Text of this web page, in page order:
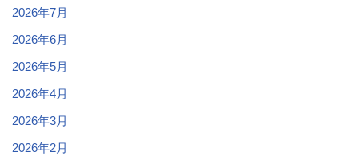
2026年7月
2026年6月
2026年5月
2026年4月
2026年3月
2026年2月